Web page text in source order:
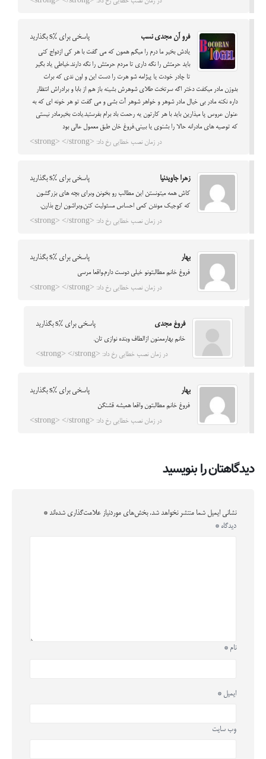
فرو آن مجدی نسب پاسخی برای %s بگذارید
یادش بخیر ما درم را میگم همون که می گفت با هر کی ازدواج کنی
باید حرمتش را نگه داری تا مردم حرمتش را نگه دارند.خیاطی یاد بگیر
تا چادر خودت یا پیژامه شو هرت را دست این و اون ندی که برات
بدوزن مادر میکفت دختر اگه سرتخت طلای شوهرش بشینه باز هم از بابا و برادراش انتظار
داره نکنه مادر بی خیال مادر شوهر و خواهر شوهر آت بشی و می گفت تو هر خونه ای که به
عنوان عروس پا میذارین باید با هر کارتون یه رحمت باد برام بفرستيد.یادت بخیرمادر نیستی
که توصیه های مادرانه حالا را بشنوی یا ببینی.فروغ خان طبق معمول عالی بود
در زمان نصب خطایی رخ داد: <strong> </strong>
زهرا جاویدنیا پاسخی برای %s بگذارید
کاش همه میتونستن این مطالب رو بخونن وبرای بچه های بزرگشون
که کوجیک موندن کمی احساس مسثولیت کنن.وبراشون ارج بذارن.
در زمان نصب خطایی رخ داد: <strong> </strong>
بهار پاسخی برای %s بگذارید
فروغ خانم مطالبتونو خیلی دوست دارم.واقعا مرسی
در زمان نصب خطایی رخ داد: <strong> </strong>
فروغ مجدی پاسخی برای %s بگذارید
خانم بهارممنون ازالطاف وبنده نوازی تان.
در زمان نصب خطایی رخ داد: <strong> </strong>
بهار پاسخی برای %s بگذارید
فروغ خانم مطالبتون واقعا همیشه قشنگن
در زمان نصب خطایی رخ داد: <strong> </strong>
دیدگاهتان را بنویسید
نشانی ایمیل شما منتشر نخواهد شد. بخش‌های موردنیاز علامت‌گذاری شده‌اند *
دیدگاه *
نام *
ایمیل *
وب‌ سایت